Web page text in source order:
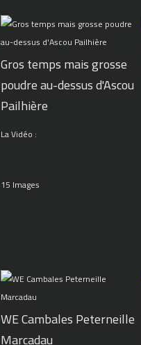
Gros temps mais grosse
poudre au-dessus d'Ascou
Pailhière
La Vidéo :
15 Images
WE Cambales Peterneille
Marcadau